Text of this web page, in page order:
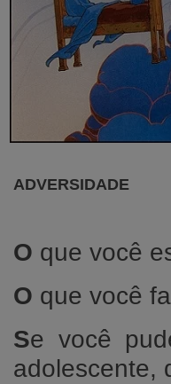
ADVERSIDADE
O que você
O que você
Se você
adolescente,